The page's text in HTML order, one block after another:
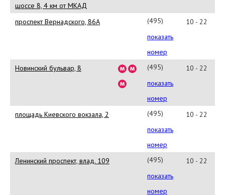
шоссе 8, 4 км от МКАД
проспект Вернадского, 86А
(495)225-
05-
45
показать
номер
10 - 22
Новинский бульвар, 8
(495)223
02
92
показать
номер
10 - 22
площадь Киевского вокзала, 2
(495)223
02
53
показать
номер
10 - 22
Ленинский проспект, влад. 109
(495)
223
02
показать
номер
10 - 22